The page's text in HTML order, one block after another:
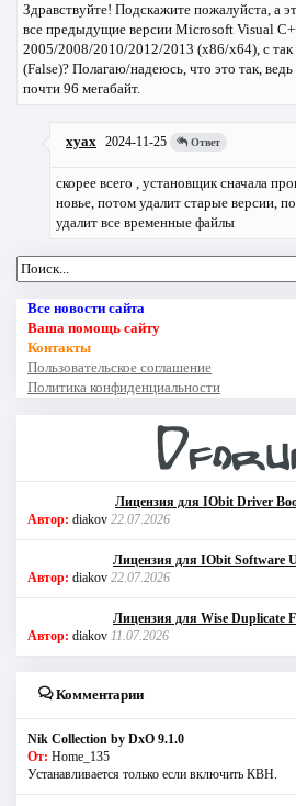
Здравствуйте! Подскажите пожалуйста, а
все предыдущие версии Microsoft Visual
2005/2008/2010/2012/2013 (x86/x64), с
(False)? Полагаю/надеюсь, что это так,
почти 96 мегабайт.
xyax 2024-11-25 Ответ
скорее всего , установщик сначала
новье, потом удалит старые версии,
удалит все временные файлы
Все новости сайта
Ваша помощь сайту
Контакты
Пользовательское соглашение
Политика конфиденциальности
Лицензия для IObit Driver
Автор: diakov 22.07.2026
Лицензия для IObit Software
Автор: diakov 22.07.2026
Лицензия для Wise Duplicate
Автор: diakov 11.07.2026
Комментарии
Nik Collection by DxO 9.1.0
От: Home_135
Устанавливается только если включить КВН.